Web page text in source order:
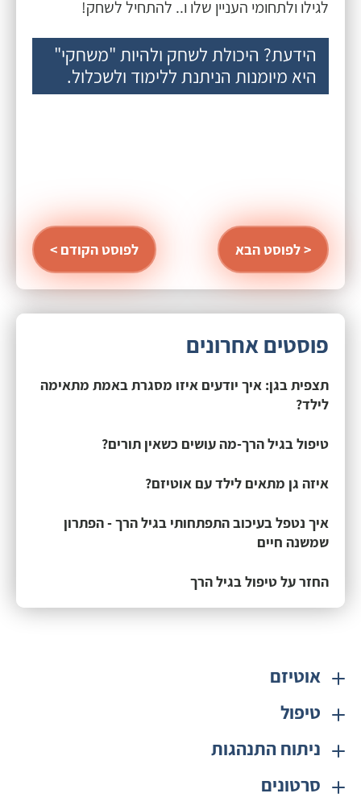
פוסטים אחרונים
תצפית בגן: איך יודעים איזו מסגרת באמת מתאימה
לילד?
טיפול בגיל הרך-מה עושים כשאין תורים?
איזה גן מתאים לילד עם אוטיזם?
איך נטפל בעיכוב התפתחותי בגיל הרך - הפתרון
שמשנה חיים
החזר על טיפול בגיל הרך
לגילו ולתחומי העניין שלו ו.. להתחיל לשחק!
הידעת? היכולת לשחק ולהיות "משחקי"
היא מיומנות הניתנת ללימוד ולשכלול.
< לפוסט הקודם לפוסט הבא >
אוטיזם
טיפול
ניתוח התנהגות
סרטונים